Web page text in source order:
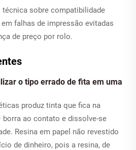
sobre compatibilidade
falhas de impressão evitadas
de preço por rolo.
o tipo errado de fita em uma
produz tinta que fica na
ao contato e dissolve-se
Resina em papel não revestido
de dinheiro, pois a resina, de